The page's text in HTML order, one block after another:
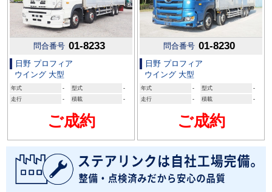
問合番号 01-8233
日野 プロフィア
ウイング 大型
年式 - 型式
-
走行
- 積載 -
ご成約
問合番号 01-8230
日野 プロフィア
ウイング 大型
年式 - 型式
-
走行
- 積載 -
ご成約